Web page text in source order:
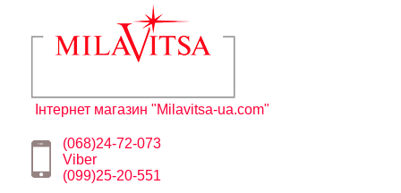
Інтернет магазин "Milavitsa-ua.com"
(068)24-72-073
Viber
(099)25-20-551